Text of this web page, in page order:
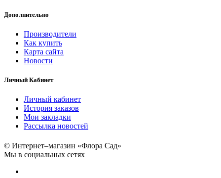
Дополнительно
Производители
Как купить
Карта сайта
Новости
Личный Кабинет
Личный кабинет
История заказов
Мои закладки
Рассылка новостей
© Интернет–магазин «Флора Сад»
Мы в социальных сетях